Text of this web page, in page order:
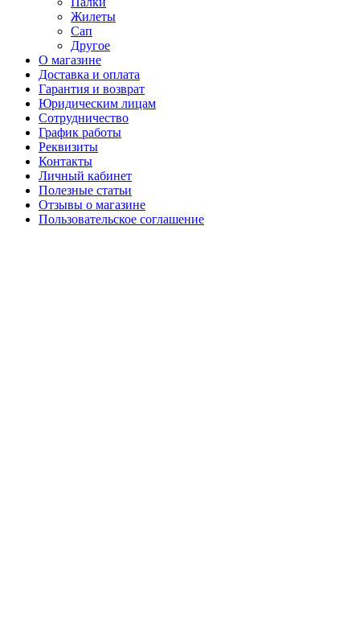
Жилеты
Сап
Другое
О магазине
Доставка и оплата
Гарантия и возврат
Юридическим лицам
Сотрудничество
График работы
Реквизиты
Контакты
Личный кабинет
Полезные статьи
Отзывы о магазине
Пользовательское соглашение